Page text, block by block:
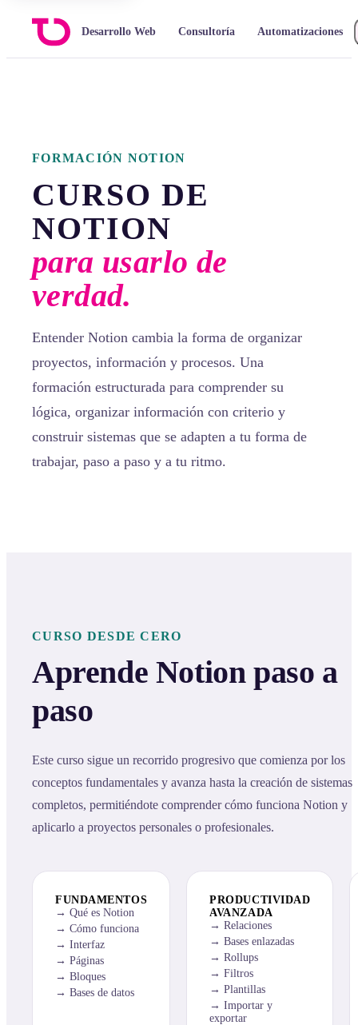
Desarrollo Web Consultoría Automatizaciones
FORMACIÓN NOTION
CURSO DE
NOTION
para usarlo de
verdad.
Entender Notion cambia la forma de organizar
proyectos, información y procesos. Una
formación estructurada para comprender su
lógica, organizar información con criterio y
construir sistemas que se adapten a tu forma de
trabajar, paso a paso y a tu ritmo.
CURSO DESDE CERO
Aprende Notion paso a
paso
Este curso sigue un recorrido progresivo que comienza por los
conceptos fundamentales y avanza hasta la creación de sistemas
completos, permitiéndote comprender cómo funciona Notion y
aplicarlo a proyectos personales o profesionales.
FUNDAMENTOS
Qué es Notion
Cómo funciona
Interfaz
Páginas
Bloques
Bases de datos
PRODUCTIVIDAD
AVANZADA
Relaciones
Bases enlazadas
Rollups
Filtros
Plantillas
Importar y
exportar